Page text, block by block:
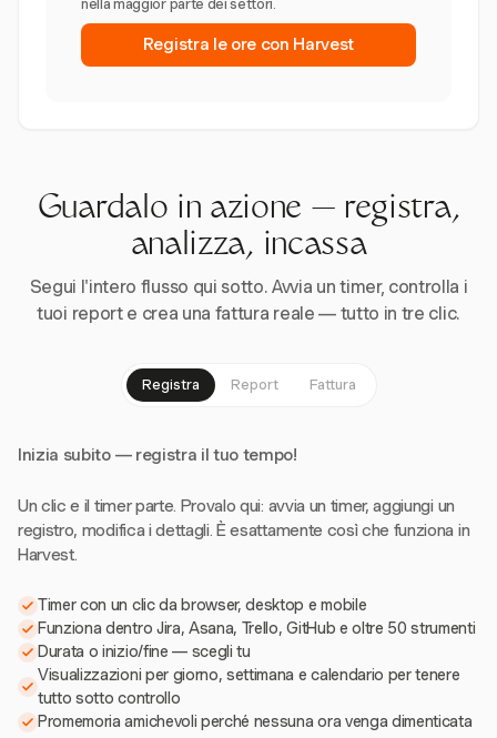
nella maggior parte dei settori.
Registra le ore con Harvest
Guardalo in azione — registra,
analizza, incassa
Segui l'intero flusso qui sotto. Avvia un timer, controlla i
tuoi report e crea una fattura reale — tutto in tre clic.
Registra Report Fattura
Inizia subito — registra il tuo tempo!
Un clic e il timer parte. Provalo qui: avvia un timer, aggiungi un
registro, modifica i dettagli. È esattamente così che funziona in
Harvest.
Timer con un clic da browser, desktop e mobile
Funziona dentro Jira, Asana, Trello, GitHub e oltre 50 strumenti
Durata o inizio/fine — scegli tu
Visualizzazioni per giorno, settimana e calendario per tenere
tutto sotto controllo
Promemoria amichevoli perché nessuna ora venga dimenticata